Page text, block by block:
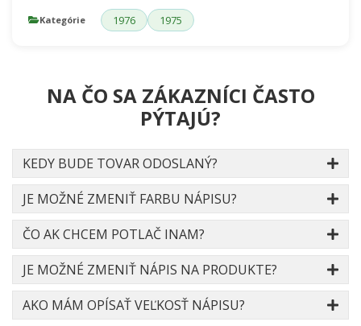
Kategórie 1976 1975
NA ČO SA ZÁKAZNÍCI ČASTO
PÝTAJÚ?
KEDY BUDE TOVAR ODOSLANÝ?
JE MOŽNÉ ZMENIŤ FARBU NÁPISU?
ČO AK CHCEM POTLAČ INAM?
JE MOŽNÉ ZMENIŤ NÁPIS NA PRODUKTE?
AKO MÁM OPÍSAŤ VEĽKOSŤ NÁPISU?